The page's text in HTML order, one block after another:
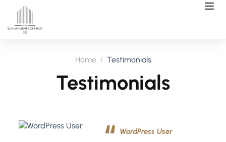
Home Testimonials
Testimonials
WordPress User